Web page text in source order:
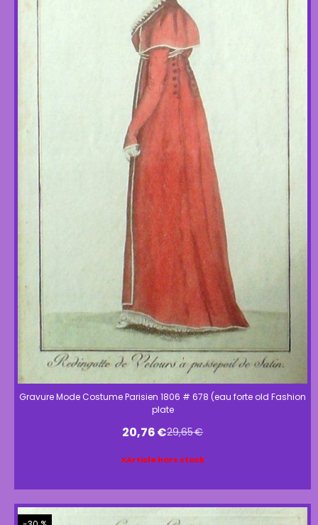
Gravure Mode Costume Parisien 1806 # 678 (eau forte old Fashion
plate
20,76€29,65€
Article hors stock